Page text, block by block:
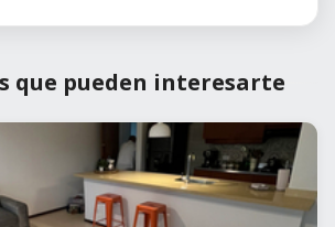
que pueden interesarte